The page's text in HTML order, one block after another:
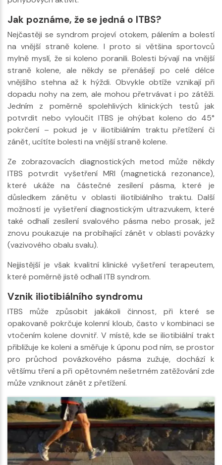
Jak poznáme, že se jedná o ITBS?
Nejčastěji se syndrom projeví otokem, pálením a bolestí
na vnější straně kolene. I proto si většina sportovců
mylně myslí, že si koleno poranili. Bolesti bývají na vnější
straně kolene, ale někdy se přenášejí po celé délce
vnějšího stehna až k hýždi. Obvykle obtíže vznikají při
dopadu nohy na zem, ale mohou přetrvávat i po zátěži.
Jedním z poměrně spolehlivých klinických testů jak
potvrdit nebo vyloučit ITBS je ohýbat koleno do 45°
pokrčení – pokud je v iliotibiálním traktu přetížení či
zánět, ucítíte bolesti na vnější straně kolene.
Ze zobrazovacích diagnostických metod může někdy
ITBS potvrdit vyšetření MRI (magnetická rezonance),
které ukáže na částečné zesílení pásma, které je
důsledkem zánětu v oblasti iliotibiálního traktu. Další
možností je vyšetření diagnostickým ultrazvukem, které
také odhalí zesílení svalového pásma nebo prosak, jež
znovu poukazuje na probíhající zánět v oblasti povázky
(vazivového obalu svalu).
Nejjistější je však kvalitní klinické vyšetření terapeutem,
které poměrně jistě odhalí ITB syndrom.
Vznik iliotibiálního syndromu
ITBS může způsobit jakákoli činnost, při které se
opakovaně pokrčuje kolenní kloub, často v kombinaci se
vtočením kolene dovnitř. V místě, kde se iliotibiální trakt
přibližuje ke koleni a směřuje k úponu pod ním, se prostor
pro průchod povázkového pásma zužuje, dochází k
většímu tření a při opětovném nešetrném zatěžování zde
může vzniknout zánět z přetížení.